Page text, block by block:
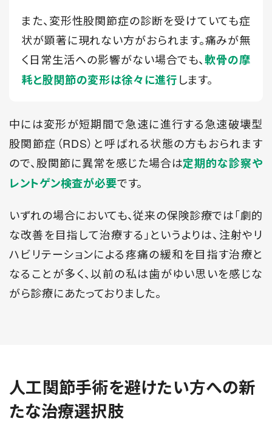
また、変形性股関節症の診断を受けていても症
状が顕著に現れない方がおられます。痛みが無
く日常生活への影響がない場合でも、軟骨の摩
耗と股関節の変形は徐々に進行します。
中には変形が短期間で急速に進行する急速破壊型
股関節症（RDS）と呼ばれる状態の方もおられます
ので、股関節に異常を感じた場合は定期的な診察や
レントゲン検査が必要です。
いずれの場合においても、従来の保険診療では「劇的
な改善を目指して治療する」というよりは、注射やリ
ハビリテーションによる疼痛の緩和を目指す治療と
なることが多く、以前の私は歯がゆい思いを感じな
がら診療にあたっておりました。
人工関節手術を避けたい方への新
たな治療選択肢